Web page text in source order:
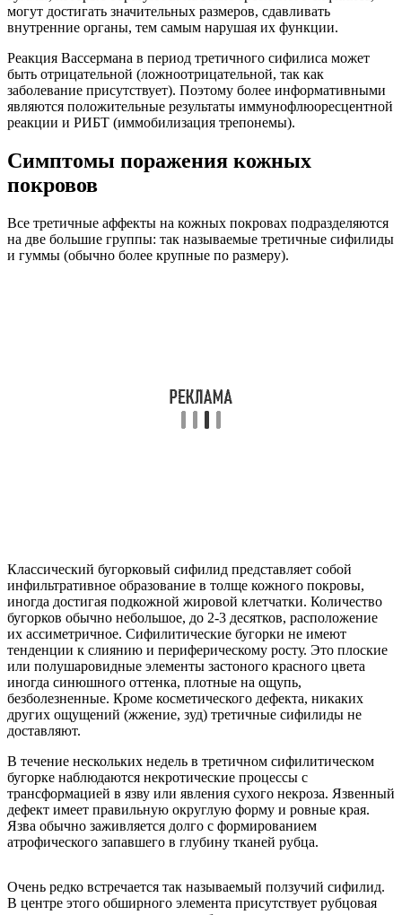
могут достигать значительных размеров, сдавливать
внутренние органы, тем самым нарушая их функции.
Реакция Вассермана в период третичного сифилиса может
быть отрицательной (ложноотрицательной, так как
заболевание присутствует). Поэтому более информативными
являются положительные результаты иммунофлюоресцентной
реакции и РИБТ (иммобилизация трепонемы).
Симптомы поражения кожных
покровов
Все третичные аффекты на кожных покровах подразделяются
на две большие группы: так называемые третичные сифилиды
и гуммы (обычно более крупные по размеру).
Классический бугорковый сифилид представляет собой
инфильтративное образование в толще кожного покровы,
иногда достигая подкожной жировой клетчатки. Количество
бугорков обычно небольшое, до 2-3 десятков, расположение
их ассиметричное. Сифилитические бугорки не имеют
тенденции к слиянию и периферическому росту. Это плоские
или полушаровидные элементы застоного красного цвета
иногда синюшного оттенка, плотные на ощупь,
безболезненные. Кроме косметического дефекта, никаких
других ощущений (жжение, зуд) третичные сифилиды не
доставляют.
В течение нескольких недель в третичном сифилитическом
бугорке наблюдаются некротические процессы с
трансформацией в язву или явления сухого некроза. Язвенный
дефект имеет правильную округлую форму и ровные края.
Язва обычно заживляется долго с формированием
атрофического запавшего в глубину тканей рубца.
Очень редко встречается так называемый ползучий сифилид.
В центре этого обширного элемента присутствует рубцовая